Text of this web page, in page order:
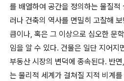
를 배열하여 공간을 정의하는 물질적
러나 건축의 역사를 면밀히 고찰해
큼이나, 혹은 그 이상으로 심오한
임을 알 수 있다. 건물은 일단 지어지
부동산 시장의 변덕에 종속된다. 반면,
는 물리적 세계가 걸쳐질 지적 비계